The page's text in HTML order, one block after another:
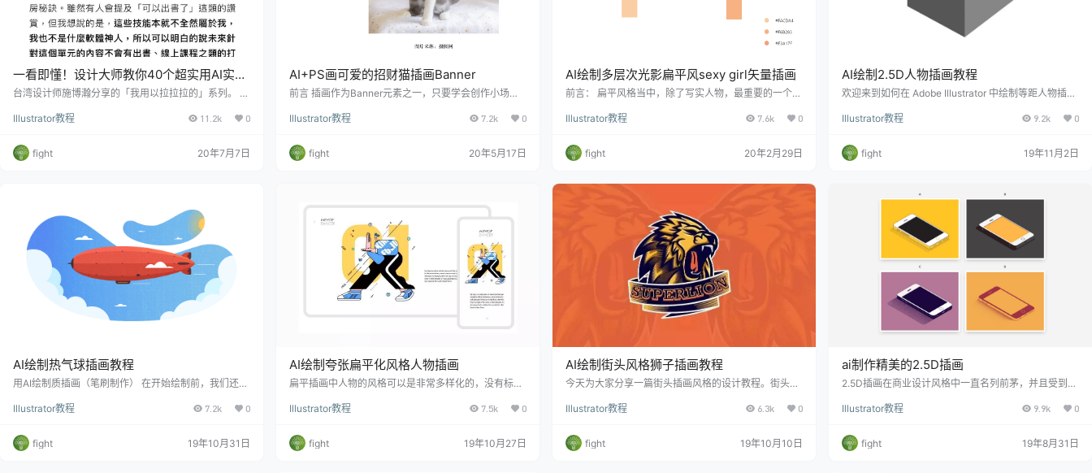
一看即懂！设计大师教你40个超实用AI实例
教程
台湾设计师施博瀚分享的「我用以拉拉拉的」系列。 设
设计技巧，从2020年3月23日的第一期开始，至今已
Illustrator教程 11.2k 0
fight 20年7月7日
AI+PS画可爱的招财猫插画Banner
前言 插画作为Banner元素之一，只要学会创作小场
r。下面这篇文章重点就通过创作一只小猫咪出发，用小
Illustrator教程 7.2k 0
fight 20年5月17日
AI绘制多层次光影扁平风sexy girl矢量插画
前言： 扁平风格当中，除了写实人物，最重要的一个环
我也讲过：简化与抽象是扁平化的重心所在。目前很多
Illustrator教程 7.6k 0
fight 20年2月29日
AI绘制2.5D人物插画教程
欢迎来到如何在 Adobe Illustrator 中绘制等距人物插画
况下绘制等距矢量插画的分步过程。什么是等距艺术？
Illustrator教程 9.2k 0
fight 19年11月2日
AI绘制热气球插画教程
用AI绘制质插画（笔刷制作） 在开始绘制前，我们还是
何创建背景 一旦我们完成了文档的分层，就可以开始绘
Illustrator教程 7.2k 0
fight 19年10月31日
AI绘制夸张扁平化风格人物插画
扁平插画中人物的风格可以是非常多样化的，没有标准
就没有太严格。和正常比例的人物绘制来说，大尺度的
Illustrator教程 7.5k 0
fight 19年10月27日
AI绘制街头风格狮子插画教程
今天为大家分享一篇街头插画风格的设计教程。街头风
竞技使用这类风格较多。本教程使用的软件是Adobe ill
Illustrator教程 6.3k 0
fight 19年10月10日
ai制作精美的2.5D插画
2.5D插画在商业设计风格中一直名列前茅，并且受到客
在2.5D插画中，我们可以使用全系列的图形解决方案进
Illustrator教程 9.9k 0
fight 19年8月31日